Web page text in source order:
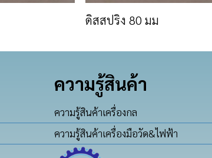
ดิสสปริง 80 มม
ความรู้สินค้า
ความรู้สินค้าเครื่องกล
ความรู้สินค้าเครื่องมือวัด&ไฟฟ้า